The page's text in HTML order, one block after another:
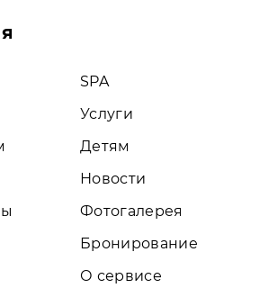
SPA
Услуги
Детям
Новости
Фотогалерея
Бронирование
О сервисе